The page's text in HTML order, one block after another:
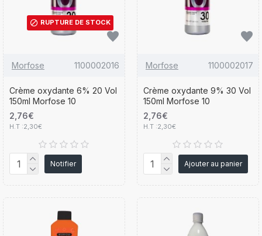
RUPTURE DE STOCK
Morfose 1100002016
Crème oxydante 6% 20 Vol
150ml Morfose 10
2,76€
H.T :2,30€
Notifier
Morfose 1100002017
Crème oxydante 9% 30 Vol
150ml Morfose 10
2,76€
H.T :2,30€
Ajouter au panier